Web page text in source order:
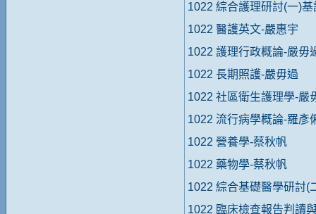
1022 綜合護理研討(一)
1022 醫護英文-嚴惠宇
1022 護理行政概論-嚴毋
1022 長期照護-嚴毋過
1022 社區衛生護理學-嚴
1022 流行病學概論-羅彥
1022 營養學-蔡秋帆
1022 藥物學-蔡秋帆
1022 綜合基礎醫學研討(
1022 臨床檢查報告判讀